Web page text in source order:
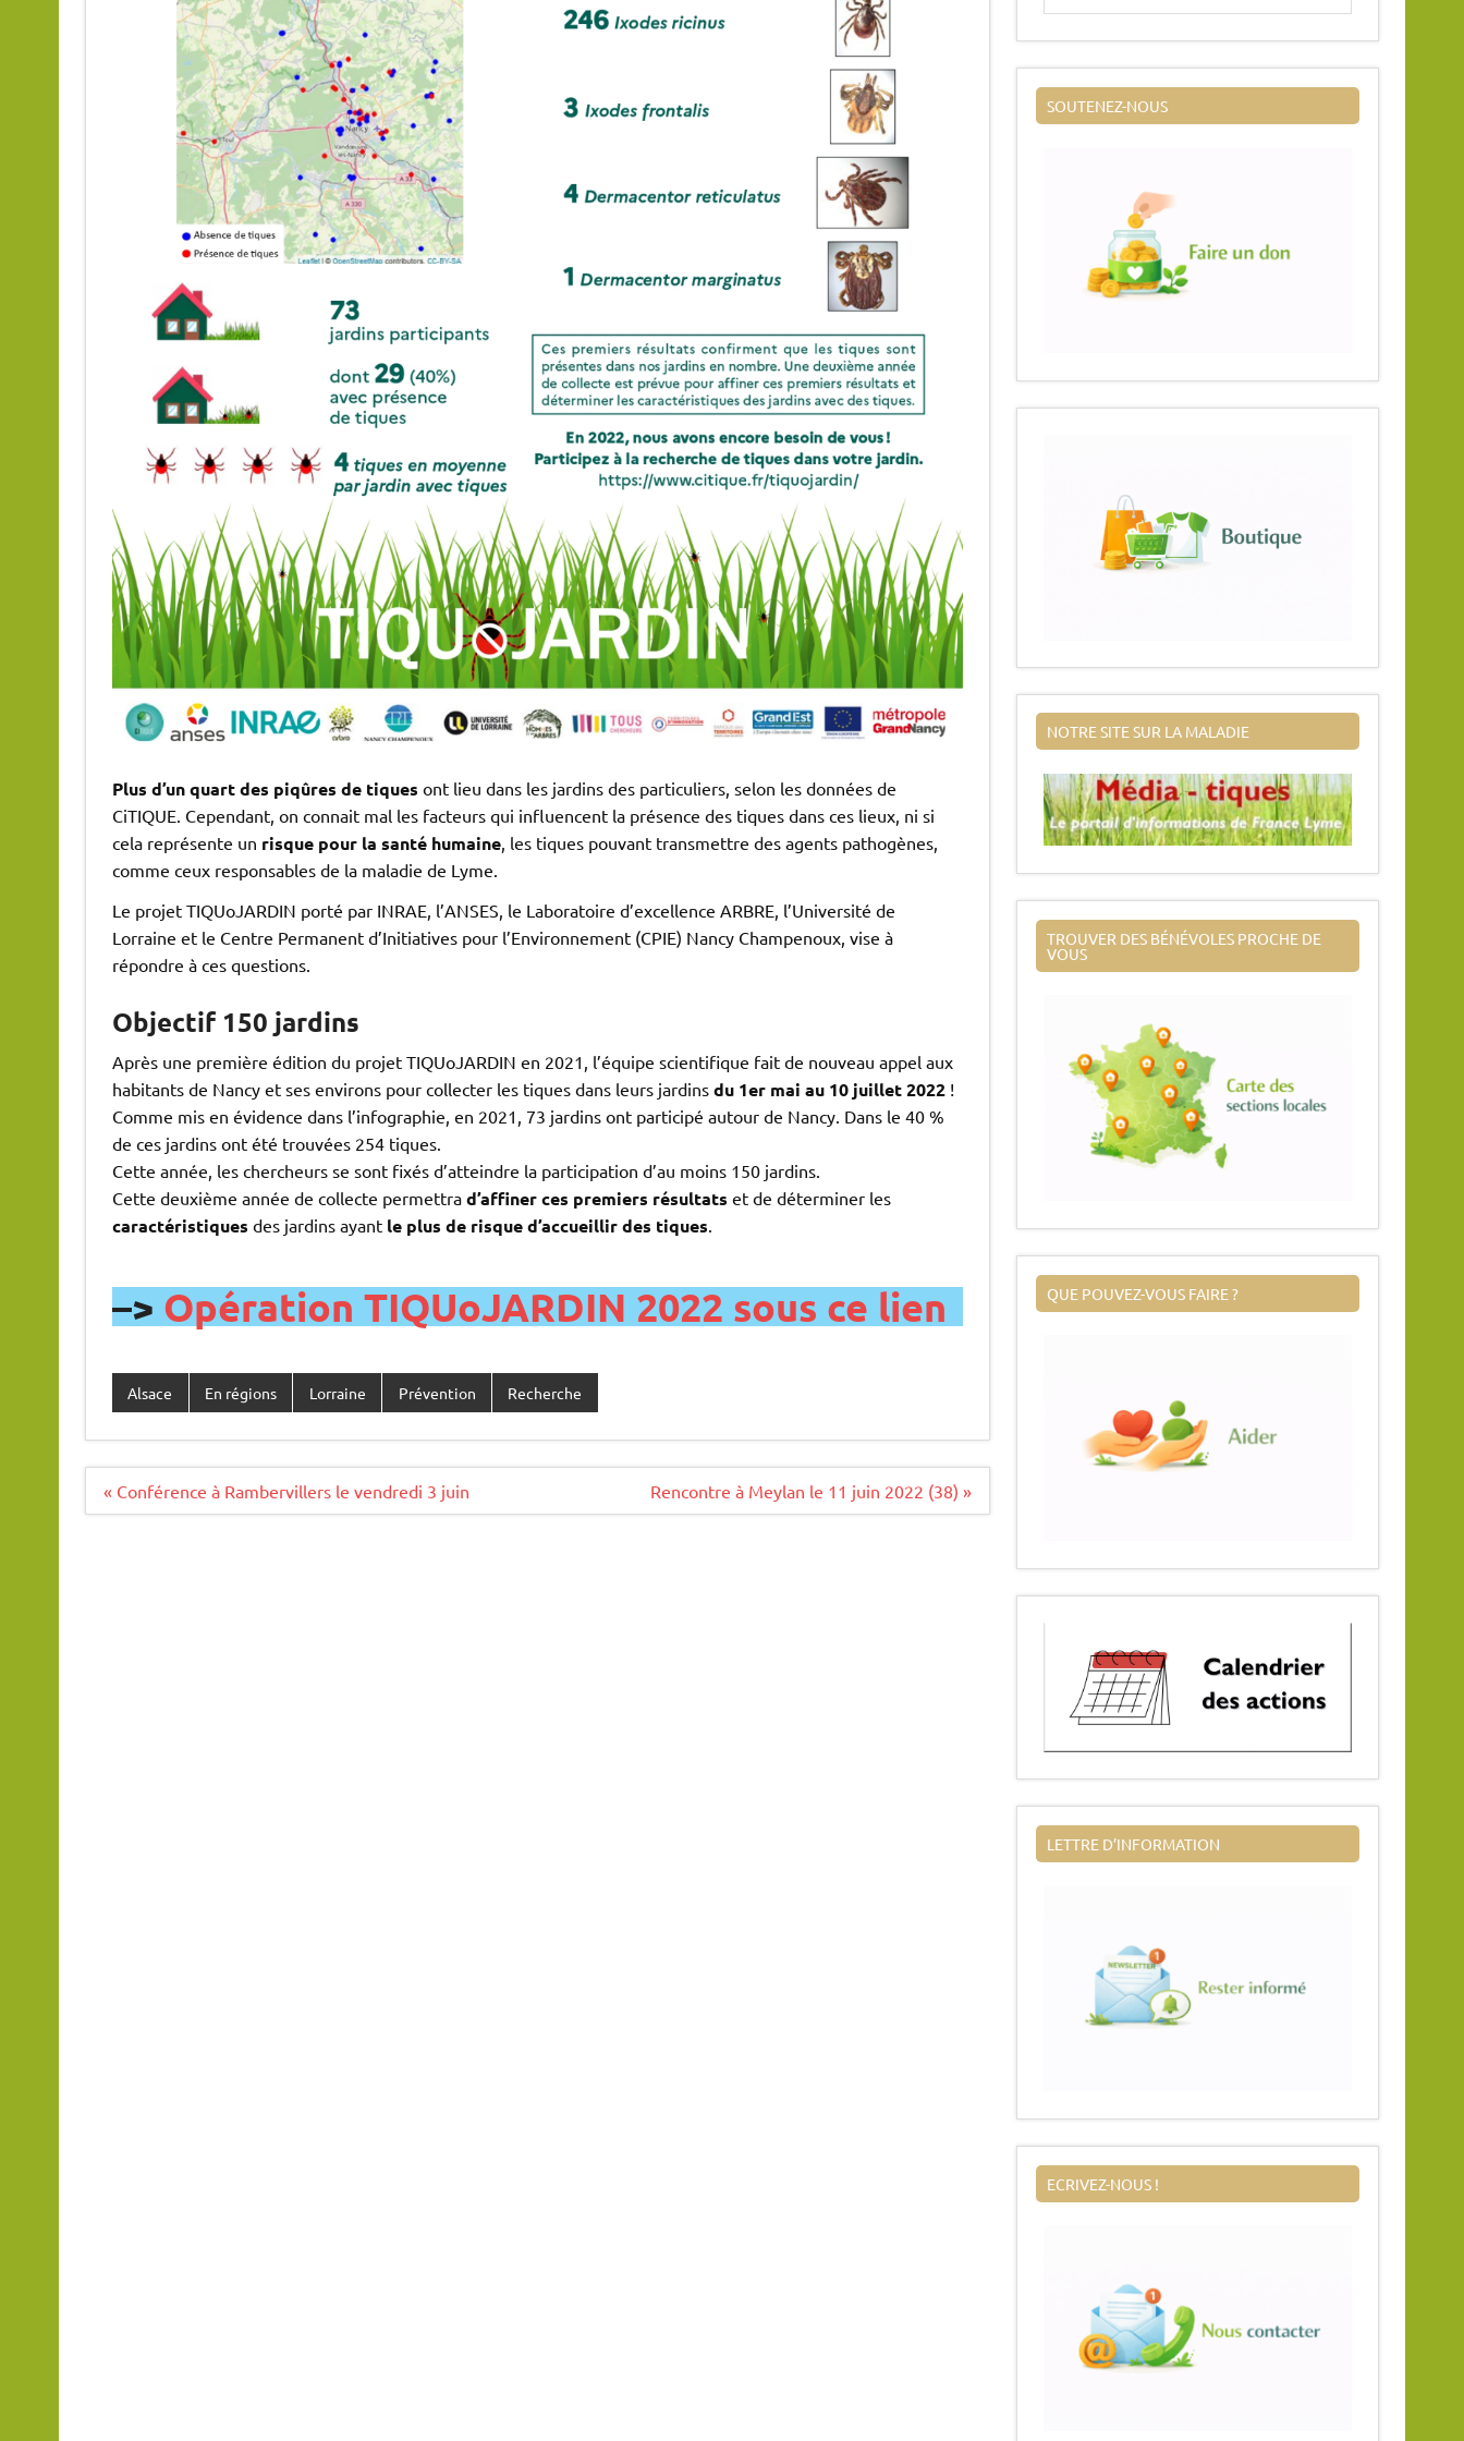
Plus d’un quart des piqûres de tiques ont lieu dans les jardins des particuliers, selon les données de
CiTIQUE. Cependant, on connait mal les facteurs qui influencent la présence des tiques dans ces lieux, ni si
cela représente un risque pour la santé humaine, les tiques pouvant transmettre des agents pathogènes,
comme ceux responsables de la maladie de Lyme.
Le projet TIQUoJARDIN porté par INRAE, l’ANSES, le Laboratoire d’excellence ARBRE, l’Université de
Lorraine et le Centre Permanent d’Initiatives pour l’Environnement (CPIE) Nancy Champenoux, vise à
répondre à ces questions.
Objectif 150 jardins
Après une première édition du projet TIQUoJARDIN en 2021, l’équipe scientifique fait de nouveau appel aux
habitants de Nancy et ses environs pour collecter les tiques dans leurs jardins du 1er mai au 10 juillet 2022!
Comme mis en évidence dans l’infographie, en 2021, 73 jardins ont participé autour de Nancy. Dans le 40 %
de ces jardins ont été trouvées 254 tiques.
Cette année, les chercheurs se sont fixés d’atteindre la participation d’au moins 150 jardins.
Cette deuxième année de collecte permettra d’affiner ces premiers résultats et de déterminer les
caractéristiques des jardins ayantle plus de risque d’accueillir des tiques.
–> Opération TIQUoJARDIN 2022 sous ce lien
Alsace En régions Lorraine Prévention Recherche
Navigation
« Conférence à Rambervillers le vendredi 3 juin Rencontre à Meylan le 11 juin 2022 (38) »
SOUTENEZ-NOUS
NOTRE SITE SUR LA MALADIE
TROUVER DES BÉNÉVOLES PROCHE DE
VOUS
QUE POUVEZ-VOUS FAIRE ?
LETTRE D’INFORMATION
ECRIVEZ-NOUS !